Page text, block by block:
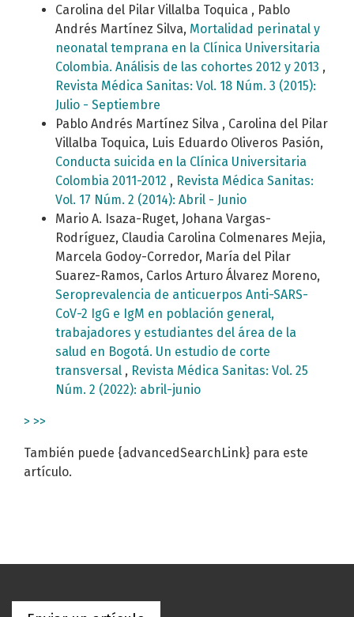
Carolina del Pilar Villalba Toquica , Pablo
Andrés Martínez Silva, Mortalidad perinatal y
neonatal temprana en la Clínica Universitaria
Colombia. Análisis de las cohortes 2012 y 2013 ,
Revista Médica Sanitas: Vol. 18 Núm. 3 (2015):
Julio - Septiembre
Pablo Andrés Martínez Silva , Carolina del Pilar
Villalba Toquica, Luis Eduardo Oliveros Pasión,
Conducta suicida en la Clínica Universitaria
Colombia 2011-2012 , Revista Médica Sanitas:
Vol. 17 Núm. 2 (2014): Abril - Junio
Mario A. Isaza-Ruget, Johana Vargas-
Rodríguez, Claudia Carolina Colmenares Mejia,
Marcela Godoy-Corredor, María del Pilar
Suarez-Ramos, Carlos Arturo Álvarez Moreno,
Seroprevalencia de anticuerpos Anti-SARS-
CoV-2 IgG e IgM en población general,
trabajadores y estudiantes del área de la
salud en Bogotá. Un estudio de corte
transversal , Revista Médica Sanitas: Vol. 25
Núm. 2 (2022): abril-junio
> >>
También puede {advancedSearchLink} para este
artículo.